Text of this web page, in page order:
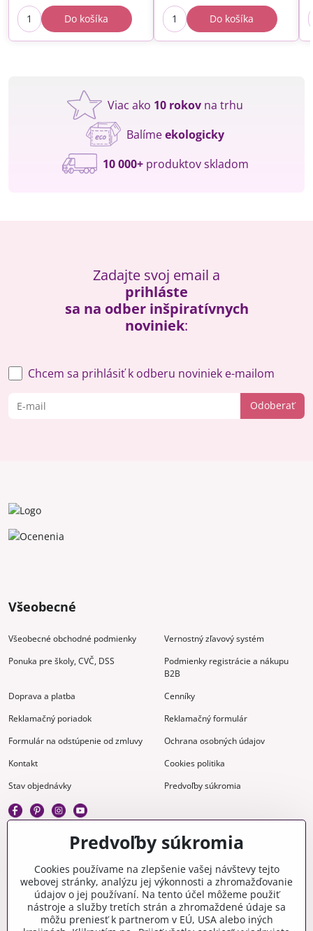
Do košíka Do košíka
Viac ako 10 rokov na trhu
Balímeekologicky
10 000+produktov skladom
Zadajte svoj email a
prihláste
sa na odber inšpiratívnych
noviniek:
Odoberať
Chcem sa prihlásiť k odberu noviniek e-mailom
Všeobecné
Všeobecné obchodné podmienky
Vernostný zľavový systém
Ponuka pre školy, CVČ, DSS
Podmienky registrácie a nákupu
B2B
Doprava a platba
Cenníky
Reklamačný poriadok
Reklamačný formulár
Formulár na odstúpenie od zmluvy
Ochrana osobných údajov
Kontakt
Cookies politika
Stav objednávky
Predvoľby súkromia
Gravírovanie
Materiály na stiahnutie
Videonávody
Blog
Predvoľby súkromia
Cookies používame na zlepšenie vašej návštevy tejto
webovej stránky, analýzu jej výkonnosti a zhromažďovanie
údajov o jej používaní. Na tento účel môžeme použiť
nástroje a služby tretích strán a zhromaždené údaje sa
môžu preniesť k partnerom v EÚ, USA alebo iných